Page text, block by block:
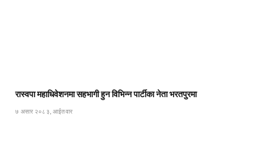
रास्वपा महाधिवेशनमा सहभागी हुन विभिन्न पार्टीका नेता भरतपुरमा
७ असार २०८३, आईतवार